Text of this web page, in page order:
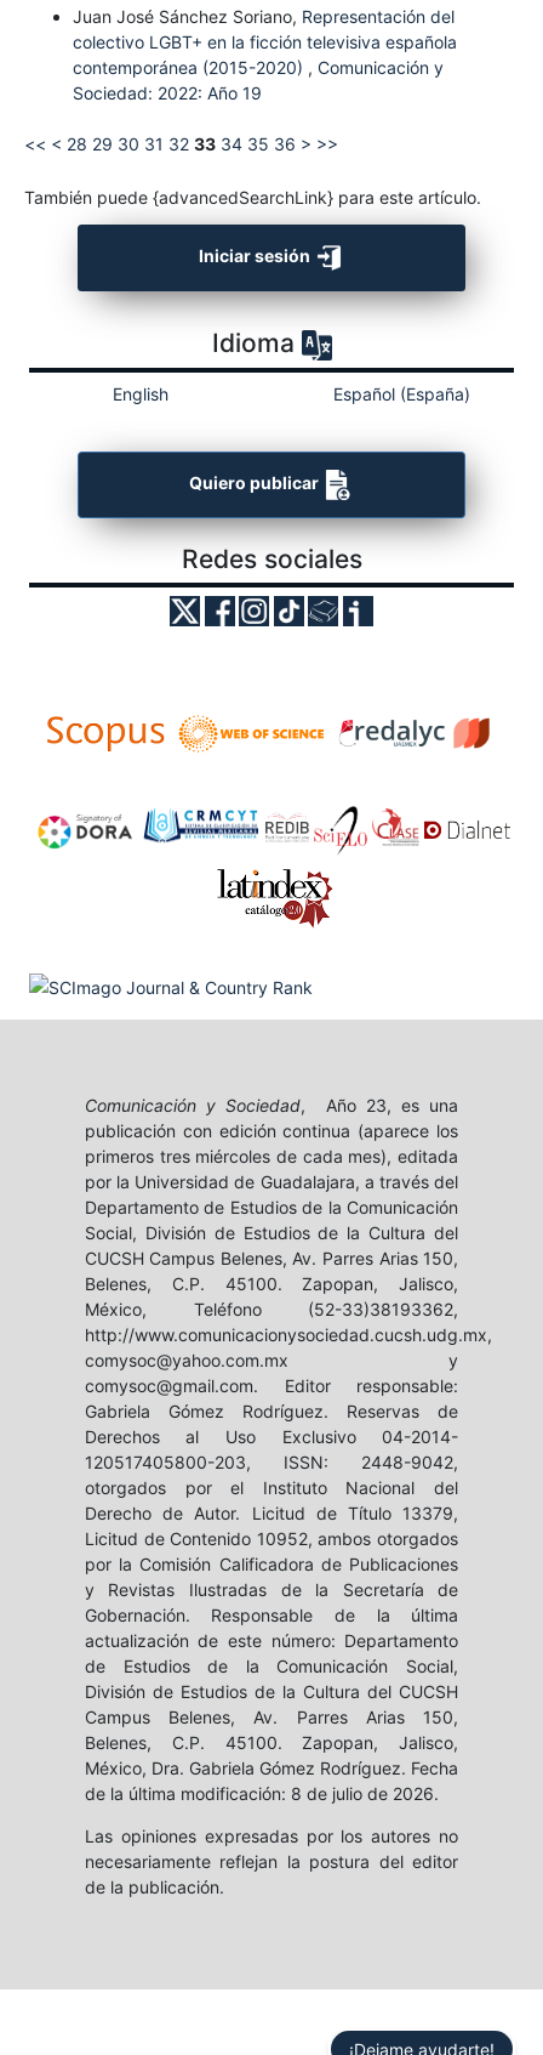
Juan José Sánchez Soriano, Representación del
colectivo LGBT+ en la ficción televisiva española
contemporánea (2015-2020) , Comunicación y
Sociedad: 2022: Año 19
<< < 28 29 30 31 32 33 34 35 36 > >>
También puede {advancedSearchLink} para este artículo.
Iniciar sesión
Idioma
English Español (España)
Quiero publicar
Redes sociales
Comunicación y Sociedad, Año 23, es una
publicación con edición continua (aparece los
primeros tres miércoles de cada mes), editada
por la Universidad de Guadalajara, a través del
Departamento de Estudios de la Comunicación
Social, División de Estudios de la Cultura del
CUCSH Campus Belenes, Av. Parres Arias 150,
Belenes, C.P. 45100. Zapopan, Jalisco,
México, Teléfono (52-33)38193362,
http://www.comunicacionysociedad.cucsh.udg.mx,
comysoc@yahoo.com.mx y
comysoc@gmail.com. Editor responsable:
Gabriela Gómez Rodríguez. Reservas de
Derechos al Uso Exclusivo 04-2014-
120517405800-203, ISSN: 2448-9042,
otorgados por el Instituto Nacional del
Derecho de Autor. Licitud de Título 13379,
Licitud de Contenido 10952, ambos otorgados
por la Comisión Calificadora de Publicaciones
y Revistas Ilustradas de la Secretaría de
Gobernación. Responsable de la última
actualización de este número: Departamento
de Estudios de la Comunicación Social,
División de Estudios de la Cultura del CUCSH
Campus Belenes, Av. Parres Arias 150,
Belenes, C.P. 45100. Zapopan, Jalisco,
México, Dra. Gabriela Gómez Rodríguez. Fecha
de la última modificación: 8 de julio de 2026.
Las opiniones expresadas por los autores no
necesariamente reflejan la postura del editor
de la publicación.
¡Dejame ayudarte!